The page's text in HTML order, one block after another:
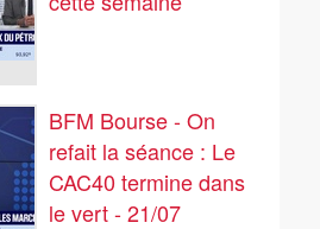
BFM Bourse - On
refait la séance : Le
CAC40 termine dans
le vert - 21/07